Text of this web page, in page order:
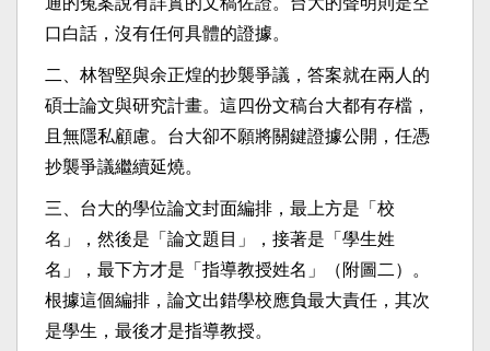
口白話，沒有任何具體的證據。
二、林智堅與余正煌的抄襲爭議，答案就在兩人的
碩士論文與研究計畫。這四份文稿台大都有存檔，
且無隱私顧慮。台大卻不願將關鍵證據公開，任憑
抄襲爭議繼續延燒。
三、台大的學位論文封面編排，最上方是「校
名」，然後是「論文題目」，接著是「學生姓
名」，最下方才是「指導教授姓名」（附圖二）。
根據這個編排，論文出錯學校應負最大責任，其次
是學生，最後才是指導教授。